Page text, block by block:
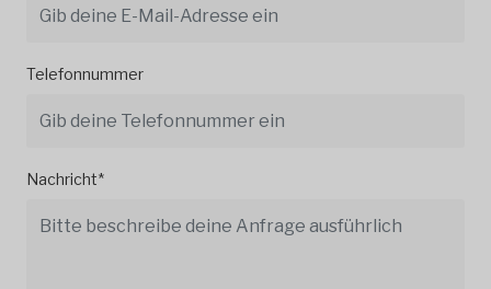
Telefonnummer
Nachricht*